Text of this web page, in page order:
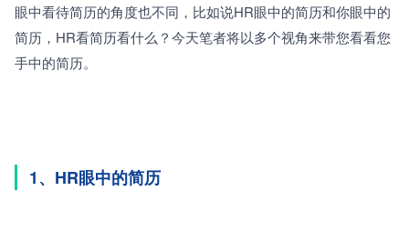
眼中看待简历的角度也不同，比如说HR眼中的简历和你眼中的
简历，HR看简历看什么？今天笔者将以多个视角来带您看看您
手中的简历。
1、HR眼中的简历